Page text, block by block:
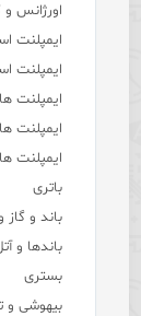
اورژانس
ایمپلنت
ایمپلنت
ایمپلنت
ایمپلنت
ایمپلنت
باتری
باند و گاز
باندها و
بستری
بیهوشی و